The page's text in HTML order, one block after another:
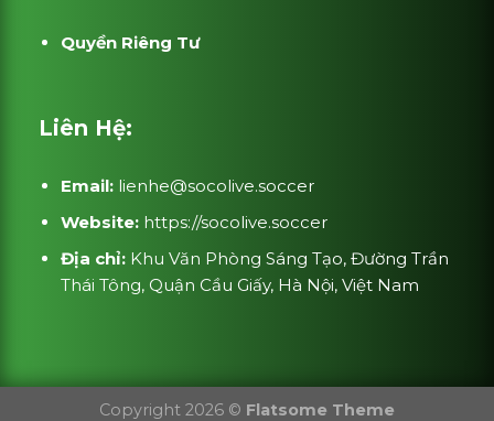
Quyền Riêng Tư
Liên Hệ:
Email: lienhe@socolive.soccer
Website: https://socolive.soccer
Địa chỉ: Khu Văn Phòng Sáng Tạo, Đường Trần
Thái Tông, Quận Cầu Giấy, Hà Nội, Việt Nam
Copyright 2026 © Flatsome Theme